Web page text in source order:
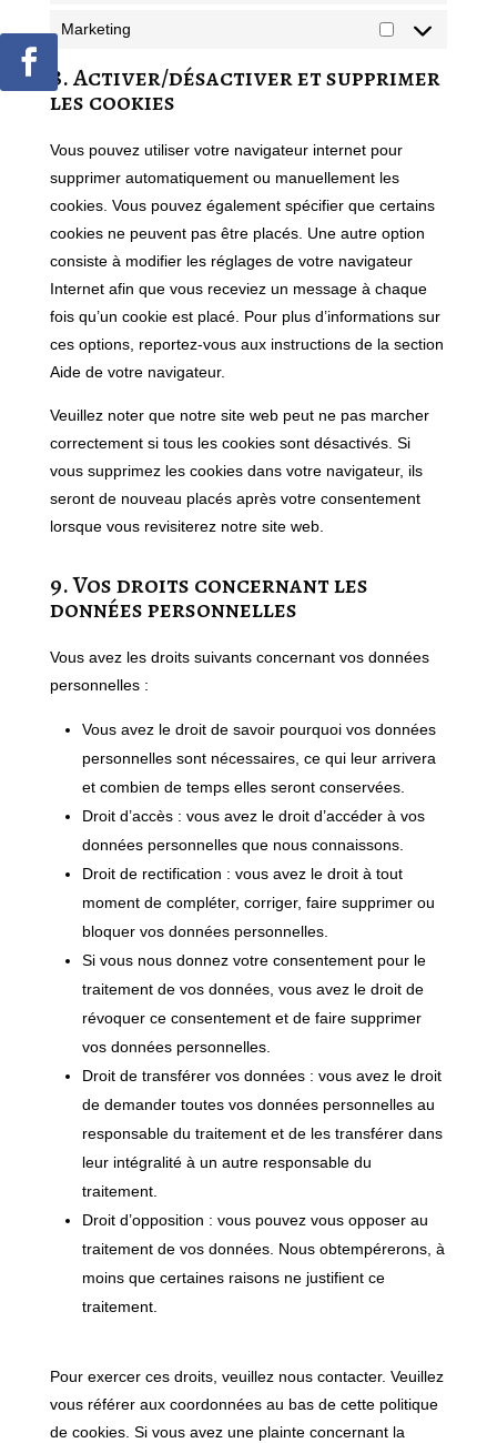
Marketing
Marketing
8. Activer/désactiver et supprimer
les cookies
Vous pouvez utiliser votre navigateur internet pour
supprimer automatiquement ou manuellement les
cookies. Vous pouvez également spécifier que certains
cookies ne peuvent pas être placés. Une autre option
consiste à modifier les réglages de votre navigateur
Internet afin que vous receviez un message à chaque
fois qu’un cookie est placé. Pour plus d’informations sur
ces options, reportez-vous aux instructions de la section
Aide de votre navigateur.
Veuillez noter que notre site web peut ne pas marcher
correctement si tous les cookies sont désactivés. Si
vous supprimez les cookies dans votre navigateur, ils
seront de nouveau placés après votre consentement
lorsque vous revisiterez notre site web.
9. Vos droits concernant les
données personnelles
Vous avez les droits suivants concernant vos données
personnelles :
Vous avez le droit de savoir pourquoi vos données
personnelles sont nécessaires, ce qui leur arrivera
et combien de temps elles seront conservées.
Droit d’accès : vous avez le droit d’accéder à vos
données personnelles que nous connaissons.
Droit de rectification : vous avez le droit à tout
moment de compléter, corriger, faire supprimer ou
bloquer vos données personnelles.
Si vous nous donnez votre consentement pour le
traitement de vos données, vous avez le droit de
révoquer ce consentement et de faire supprimer
vos données personnelles.
Droit de transférer vos données : vous avez le droit
de demander toutes vos données personnelles au
responsable du traitement et de les transférer dans
leur intégralité à un autre responsable du
traitement.
Droit d’opposition : vous pouvez vous opposer au
traitement de vos données. Nous obtempérerons, à
moins que certaines raisons ne justifient ce
traitement.
Pour exercer ces droits, veuillez nous contacter. Veuillez
vous référer aux coordonnées au bas de cette politique
de cookies. Si vous avez une plainte concernant la